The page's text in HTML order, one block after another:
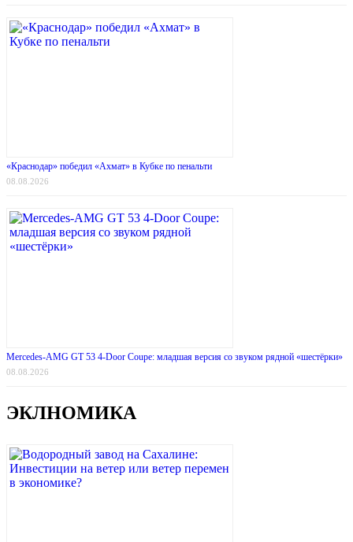
«Краснодар» победил «Ахмат» в Кубке по пенальти
08.08.2026
Mercedes-AMG GT 53 4-Door Coupe: младшая версия со звуком рядной «шестёрки»
08.08.2026
ЭКЛНОМИКА